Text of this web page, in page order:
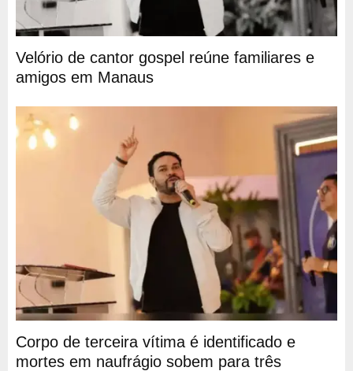
Velório de cantor gospel reúne familiares e
amigos em Manaus
Corpo de terceira vítima é identificado e
mortes em naufrágio sobem para três